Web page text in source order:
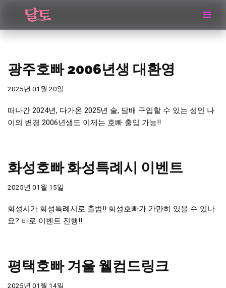
콘
로
건
너
기
광주호빠 2006년생 대환영
2025년 01월 20일
떠나간 2024년, 다가온 2025년 술, 담배 구입할 수 있는 성인 나
이의 변경 2006년생도 이제는 호빠 출입 가능!!
화성호빠 화성특례시 이벤트
2025년 01월 15일
화성시가 화성특례시로 출범!! 화성호빠가 가만히 있을 수 있나
요? 바로 이벤트 진행!!
평택호빠 겨울 웰컴드링크
2025년 01월 14일